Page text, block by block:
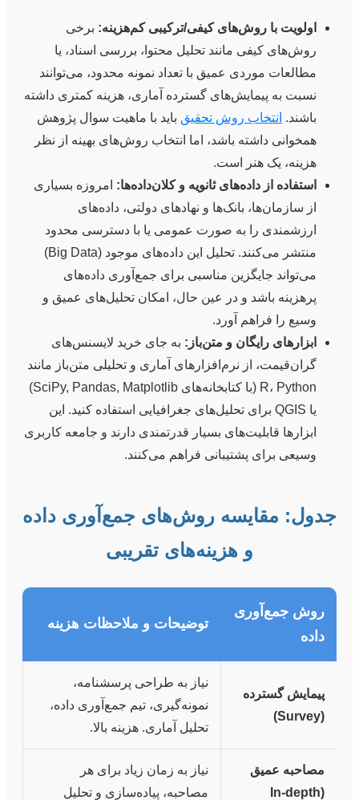
اولویت با روش‌های کیفی/ترکیبی کم‌هزینه: برخی
روش‌های کیفی مانند تحلیل محتوا، بررسی اسناد، یا
مطالعات موردی عمیق با تعداد نمونه محدود، می‌توانند
نسبت به پیمایش‌های گسترده آماری، هزینه کمتری داشته
باشند. انتخاب روش تحقیق باید با ماهیت سوال پژوهش
همخوانی داشته باشد، اما انتخاب روش‌های بهینه از نظر
هزینه، یک هنر است.
استفاده از داده‌های ثانویه و کلان‌داده‌ها: امروزه بسیاری
از سازمان‌ها، بانک‌ها و نهادهای دولتی، داده‌های
ارزشمندی را به صورت عمومی یا با دسترسی محدود
منتشر می‌کنند. تحلیل این داده‌های موجود (Big Data)
می‌تواند جایگزین مناسبی برای جمع‌آوری داده‌های
پرهزینه باشد و در عین حال، امکان تحلیل‌های عمیق و
وسیع را فراهم آورد.
ابزارهای رایگان و متن‌باز: به جای خرید لایسنس‌های
گران‌قیمت، از نرم‌افزارهای آماری و تحلیلی متن‌باز مانند
R، Python (با کتابخانه‌های SciPy, Pandas, Matplotlib)
یا QGIS برای تحلیل‌های جغرافیایی استفاده کنید. این
ابزارها قابلیت‌های بسیار قدرتمندی دارند و جامعه کاربری
وسیعی برای پشتیبانی فراهم می‌کنند.
جدول: مقایسه روش‌های جمع‌آوری داده
و هزینه‌های تقریبی
روش جمع‌آوری
داده
توضیحات و ملاحظات هزینه
پیمایش گسترده
(Survey)
نیاز به طراحی پرسشنامه،
نمونه‌گیری، تیم جمع‌آوری داده،
تحلیل آماری. هزینه بالا.
مصاحبه عمیق
(In-depth
نیاز به زمان زیاد برای هر
مصاحبه، پیاده‌سازی و تحلیل